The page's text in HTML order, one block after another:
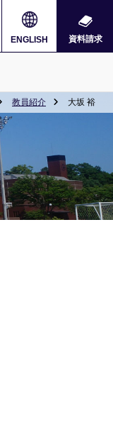
ENGLISH 資料請求
教員紹介 大坂 裕